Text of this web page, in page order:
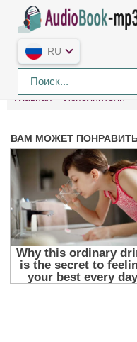
RU
Главная Исполнители